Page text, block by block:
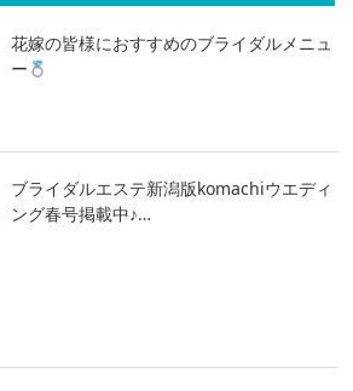
花嫁の皆様におすすめのブライダルメニュ
ー
ブライダルエステ新潟版komachiウエディ
ング春号掲載中♪…